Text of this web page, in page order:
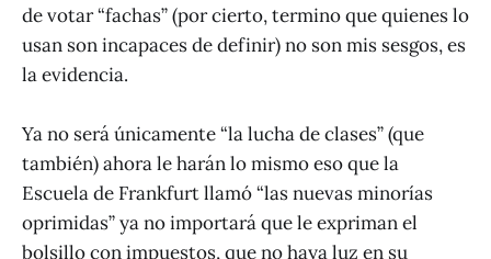
de votar “fachas” (por cierto, termino que quienes lo
usan son incapaces de definir) no son mis sesgos, es
la evidencia.
Ya no será únicamente “la lucha de clases” (que
también) ahora le harán lo mismo eso que la
Escuela de Frankfurt llamó “las nuevas minorías
oprimidas” ya no importará que le expriman el
bolsillo con impuestos, que no haya luz en su